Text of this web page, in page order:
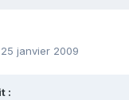
janvier 2009
: